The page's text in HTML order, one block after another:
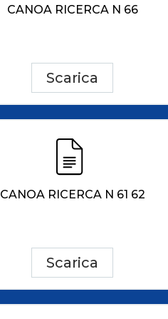
CANOA RICERCA N 66
Scarica
CANOA RICERCA N 61 62
Scarica